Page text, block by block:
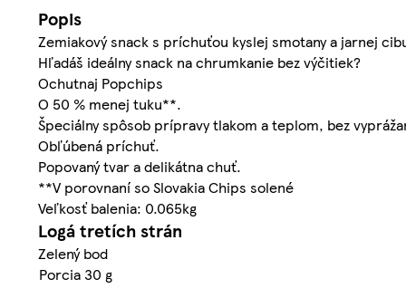
Popis
Zemiakový snack s príchuťou kyslej smotany a jarnej
Hľadáš ideálny snack na chrumkanie bez výčitiek?
Ochutnaj Popchips
O 50 % menej tuku**.
Špeciálny spôsob prípravy tlakom a teplom, bez
Obľúbená príchuť.
Popovaný tvar a delikátna chuť.
**V porovnaní so Slovakia Chips solené
Veľkosť balenia: 0.065kg
Logá tretích strán
Zelený bod
Porcia 30 g